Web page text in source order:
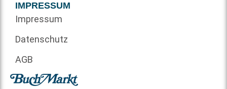
IMPRESSUM
Impressum
Datenschutz
AGB